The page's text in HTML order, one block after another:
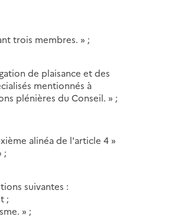
trois membres. » ;
de plaisance et des
mentionnés à
plénières du Conseil. » ;
alinéa de l'article 4 »
;
suivantes :
;
» ;